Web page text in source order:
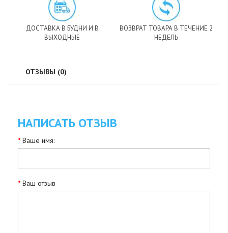
ДОСТАВКА В БУДНИ И В
ВЫХОДНЫЕ
ВОЗВРАТ ТОВАРА В ТЕЧЕНИЕ 2
НЕДЕЛЬ
ОТЗЫВЫ (0)
НАПИСАТЬ ОТЗЫВ
Ваше имя:
Ваш отзыв